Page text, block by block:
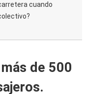
cuando
de 500